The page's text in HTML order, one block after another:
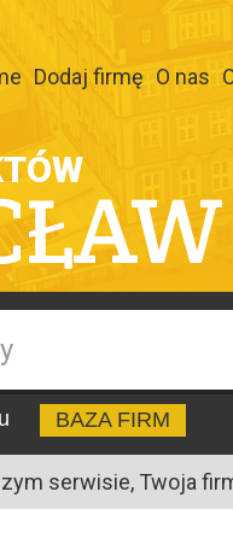
Dodaj firmę O nas
BAZA FIRM
serwisie, Twoja